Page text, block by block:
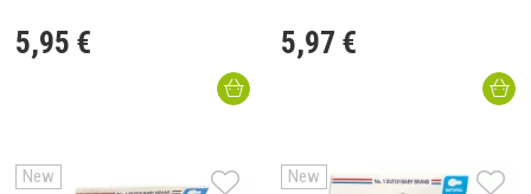
5,95 € 5,97 €
New New